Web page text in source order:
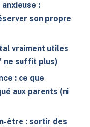
:
son propre
vraiment utiles
ne suffit plus)
: ce que
aux parents (ni
être : sortir des